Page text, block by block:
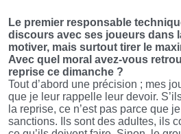
Le premier responsable
discours avec ses joueurs dans
motiver, mais surtout tirer le
Avec quel moral avez-vous
reprise ce dimanche ?
Tout d’abord une précision ; mes
que je leur rappelle leur devoir.
la reprise, ce n’est pas parce que
sanctions. Ils sont des adultes, ils